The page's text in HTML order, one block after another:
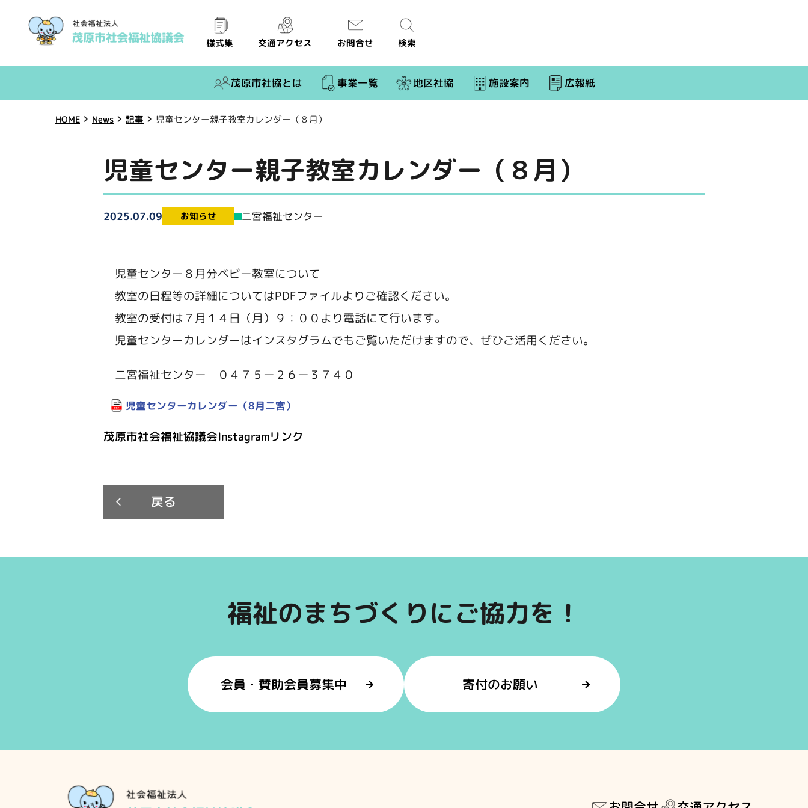
様式集 交通アクセス お問合せ 検索
茂原市社協とは 事業一覧 地区社協 施設案内 広報紙
HOME News 記事 児童センター親子教室カレンダー（８月）
児童センター親子教室カレンダー（８月）
2025.07.09 お知らせ 二宮福祉センター
児童センター８月分ベビー教室について
教室の日程等の詳細についてはPDFファイルよりご確認ください。
教室の受付は７月１４日（月）９：００より電話にて行います。
児童センターカレンダーはインスタグラムでもご覧いただけますので、ぜひご活用ください。
二宮福祉センター ０４７５ー２６ー３７４０
児童センターカレンダー（8月二宮）
茂原市社会福祉協議会Instagramリンク
戻る
福祉のまちづくりにご協力を！
会員・賛助会員募集中 寄付のお願い